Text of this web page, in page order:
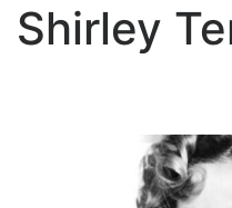
Shirley